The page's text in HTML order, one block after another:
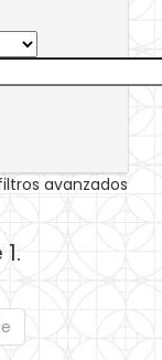
avanzados